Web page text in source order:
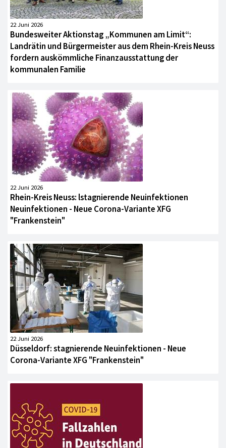
22 Juni 2026
Bundesweiter Aktionstag „Kommunen am Limit“:
Landrätin und Bürgermeister aus dem Rhein-Kreis Neuss
fordern auskömmliche Finanzausstattung der
kommunalen Familie
22 Juni 2026
Rhein-Kreis Neuss: lstagnierende Neuinfektionen
Neuinfektionen - Neue Corona-Variante XFG
"Frankenstein"
22 Juni 2026
Düsseldorf: stagnierende Neuinfektionen - Neue
Corona-Variante XFG "Frankenstein"